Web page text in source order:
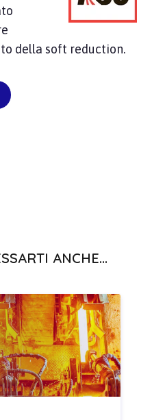
della soft reduction.
ANCHE...